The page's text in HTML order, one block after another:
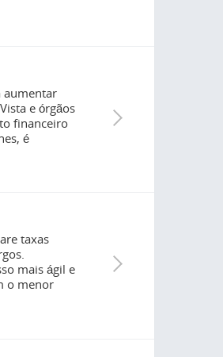
aumentar
e órgãos
financeiro
é
taxas
mais ágil e
o menor